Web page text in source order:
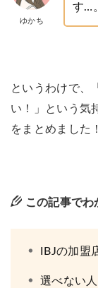
ゆかち
す…。
というわけで、
い！」という気
をまとめました！
この記事でわ
IBJの加盟
選べない